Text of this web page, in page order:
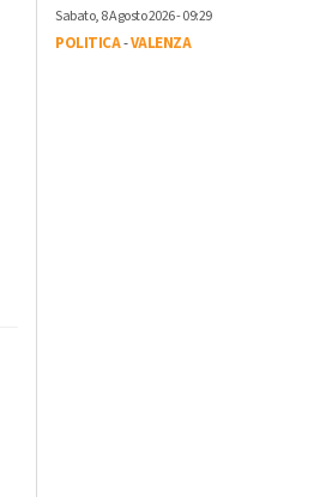
Sabato, 8 Agosto 2026 - 09:29
POLITICA-VALENZA